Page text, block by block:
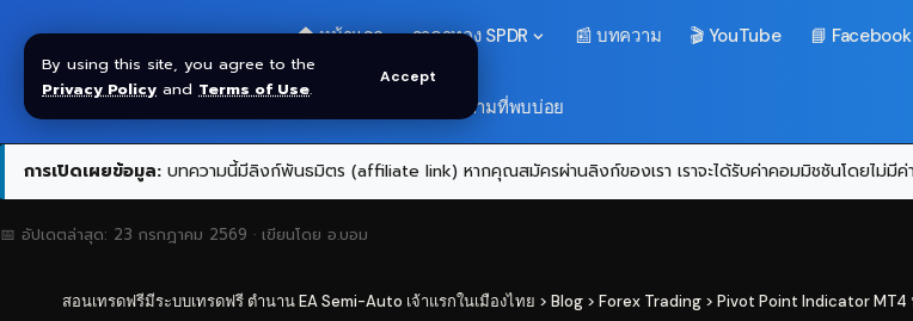
By using this site, you agree to the
Privacy Policy and Terms of Use.
Accept
🏠 หน้าแรก ราคาทอง SPDR 📰 บทความ 🎬 YouTube 📘 Facebook
❓ คำถามที่พบบ่อย
การเปิดเผยข้อมูล: บทความนี้มีลิงก์พันธมิตร (affiliate link) หากคุณสมัครผ่านลิงก์ของเรา เราจะได้รับค่าคอมมิชชันโดยไม่มีค่
📅 อัปเดตล่าสุด: 23 กรกฎาคม 2569 · เขียนโดย อ.บอม
สอนเทรดฟรีมีระบบเทรดฟรี ตำนาน EA Semi-Auto เจ้าแรกในเมืองไทย > Blog > Forex Trading > Pivot Point Indicator MT4